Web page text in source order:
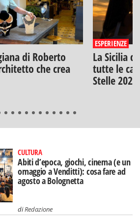
di Roberto
che crea
ESPERIENZE
La Sicilia
tutte le
Stelle
CULTURA
Abiti d’epoca, giochi, cinema (e un
omaggio a Venditti): cosa fare ad
agosto a Bolognetta
diRedazione